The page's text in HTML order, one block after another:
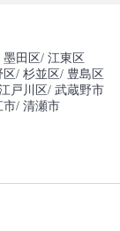
墨田区/ 江東区
区/ 杉並区/ 豊島区
戸川区/ 武蔵野市
市/ 清瀬市